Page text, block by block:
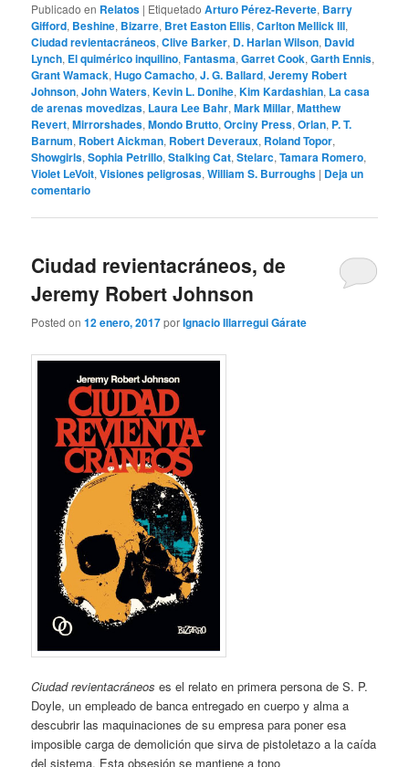
Publicado en Relatos | Etiquetado Arturo Pérez-Reverte, Barry
Gifford, Beshine, Bizarre, Bret Easton Ellis,Carlton Mellick III,
Ciudad revientacráneos,Clive Barker, D. Harlan Wilson, David
Lynch, El quimérico inquilino,Fantasma,Garret Cook,Garth Ennis,
Grant Wamack,Hugo Camacho,J. G. Ballard,Jeremy Robert
Johnson,John Waters,Kevin L. Donihe,Kim Kardashian, La casa
de arenas movedizas, Laura Lee Bahr,Mark Millar,Matthew
Revert,Mirrorshades,Mondo Brutto,Orciny Press,Orlan, P. T.
Barnum, Robert Aickman, Robert Deveraux, Roland Topor,
Showgirls,Sophia Petrillo,Stalking Cat,Stelarc,Tamara Romero,
Violet LeVoit,Visiones peligrosas,William S. Burroughs | Deja un
comentario
Ciudad revientacráneos, de
Jeremy Robert Johnson
Posted on12 enero, 2017porIgnacio Illarregui Gárate
Ciudad revientacráneos es el relato en primera persona de S. P.
Doyle, un empleado de banca entregado en cuerpo y alma a
descubrir las maquinaciones de su empresa para poner esa
imposible carga de demolición que sirva de pistoletazo a la caída
del sistema. Esta obsesión se mantiene a tono